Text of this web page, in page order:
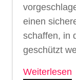
einen
schaffen, in
geschützt
Weiterlesen